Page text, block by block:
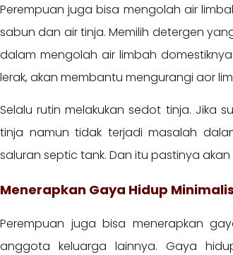
Perempuan juga bisa mengolah air
sabun dan air tinja. Memilih detergen
dalam mengolah air limbah
lerak, akan membantu mengurangi aor
Selalu rutin melakukan sedot tinja. Jika
tinja namun tidak terjadi masalah
saluran septic tank. Dan itu pastinya
Menerapkan Gaya Hidup Minimalis
Perempuan juga bisa menerapkan
anggota keluarga lainnya. Gaya